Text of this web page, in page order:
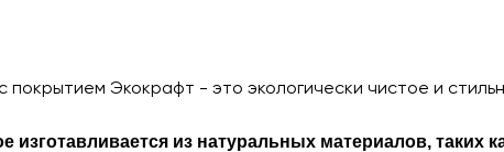
с покрытием Экокрафт - это экологически чистое и
из натуральных материалов, таких